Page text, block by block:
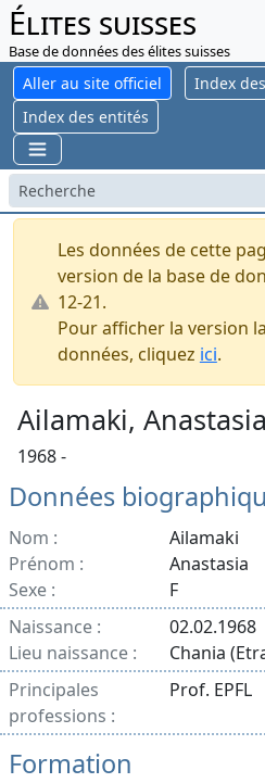
Élites suisses
Base de données des élites suisses
Aller au site officiel
Index
Index des entités
Les données de cette
version de la base de
12-21.
Pour afficher la version
données, cliquez ici.
Ailamaki, Anastasia
1968 -
Données
Nom :
Ailamaki
Prénom :
Anastasia
Sexe :
F
Naissance :
02.02.1968
Lieu naissance :
Chania
Principales
professions :
Prof. EPFL
Formation